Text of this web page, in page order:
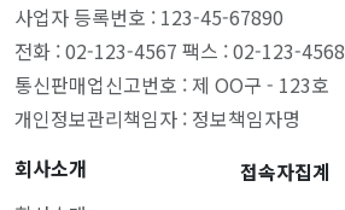
사업자 등록번호 : 123-45-67890
전화 : 02-123-4567 팩스 : 02-123-4568
통신판매업신고번호 : 제 OO구 - 123호
개인정보관리책임자 : 정보책임자명
회사소개
접속자집계